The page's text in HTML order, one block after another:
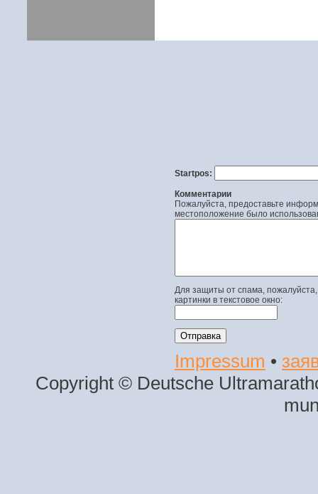
Startpos:
Комментарии
Пожалуйста, предоставьте
местоположение было
Для защиты от спама,
картинки в текстовое окно:
Impressum •
Copyright © Deutsche